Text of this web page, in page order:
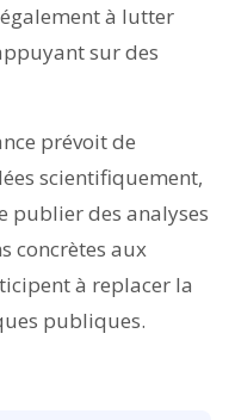
à lutter
sur des
prévoit de
scientifiquement,
publier des analyses
concrètes aux
à replacer la
publiques.